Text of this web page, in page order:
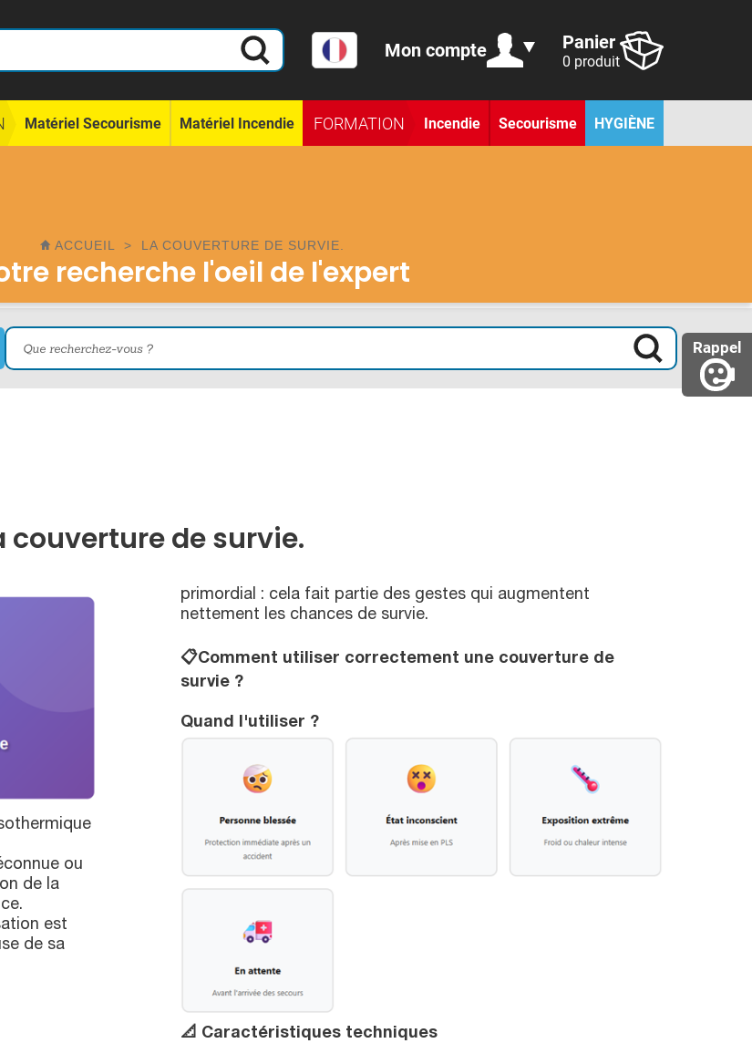
Rappel
Mon compte Panier
0 produit
Matériel Secourisme Matériel Incendie FORMATION Incendie Secourisme HYGIÈNE
ACCUEIL > LA COUVERTURE DE SURVIE.
recherche l'oeil de l'expert
couverture de survie.
ou
de la
est
de sa
primordial : cela fait partie des gestes qui augmentent
nettement les chances de survie.
📋Comment utiliser correctement une couverture de
survie ?
Quand l'utiliser ?
📐 Caractéristiques techniques